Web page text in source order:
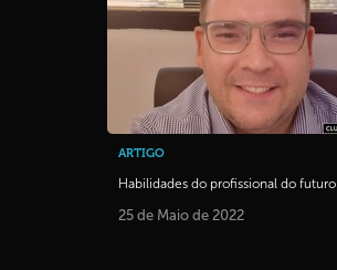
ARTIGO
Habilidades do profissional do futuro
25 de Maio de 2022